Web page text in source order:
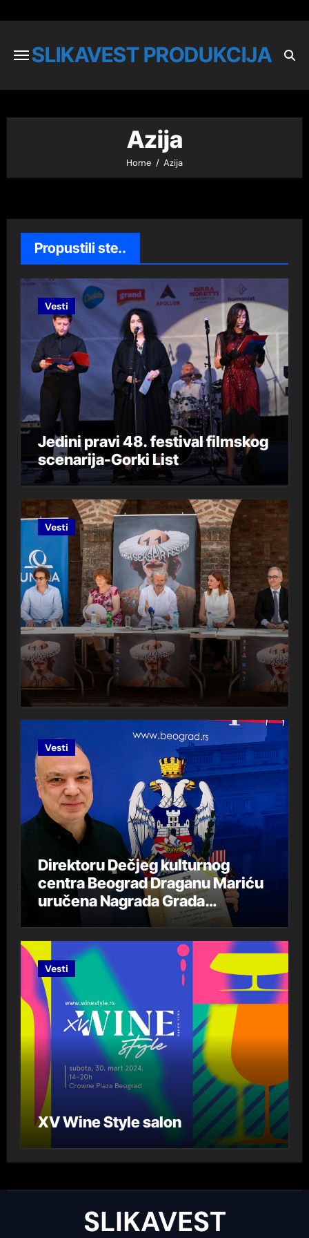
SLIKAVEST PRODUKCIJA
Azija
Home Azija
Propustili ste..
Vesti
Jedini pravi 48. festival filmskog
scenarija-Gorki List
Vesti
Vesti
Direktoru Dečjeg kulturnog
centra Beograd Draganu Mariću
uručena Nagrada Grada
Beograda „DespotStefan
Lazarević“ za 2023. godinu
Vesti
XV Wine Style salon
SLIKAVEST